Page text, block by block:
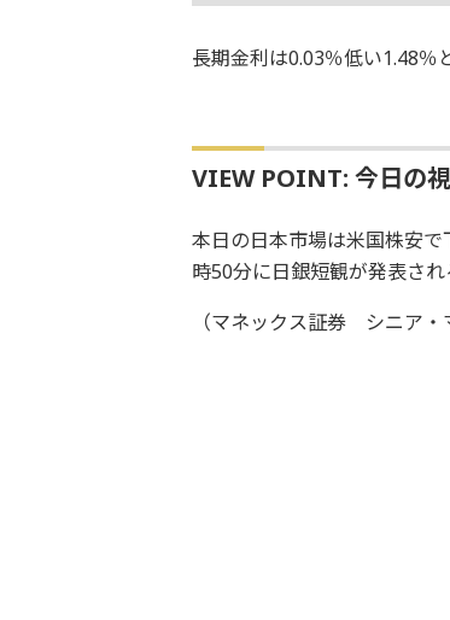
長期金利は0.03％低い1.48％
VIEW POINT: 今日の
本日の日本市場は米国株安
時50分に日銀短観が発表され
（マネックス証券 シニア・